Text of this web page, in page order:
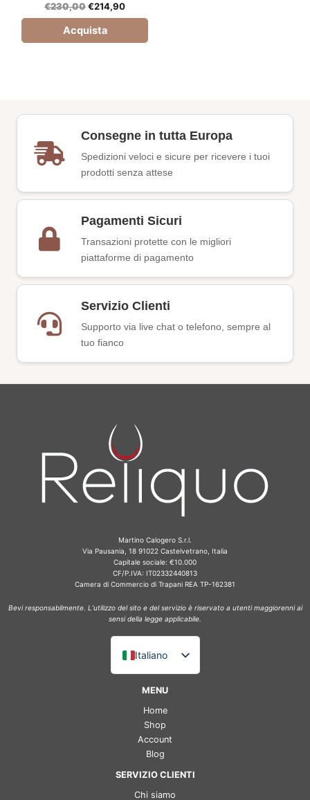
€230,00€214,90
Acquista
Consegne in tutta Europa
Spedizioni veloci e sicure per ricevere i tuoi
prodotti senza attese
Pagamenti Sicuri
Transazioni protette con le migliori
piattaforme di pagamento
Servizio Clienti
Supporto via live chat o telefono, sempre al
tuo fianco
Martino Calogero S.r.l.
Via Pausania, 18 91022 Castelvetrano, Italia
Capitale sociale: €10.000
CF/P.IVA: IT02332440813
Camera di Commercio di Trapani REA TP-162381
Bevi responsabilmente. L’utilizzo del sito e del servizio è riservato a utenti maggiorenni ai
sensi della legge applicabile.
Italiano
English (UK)
Français
Español
MENU
Home
Shop
Account
Blog
SERVIZIO CLIENTI
Chi siamo